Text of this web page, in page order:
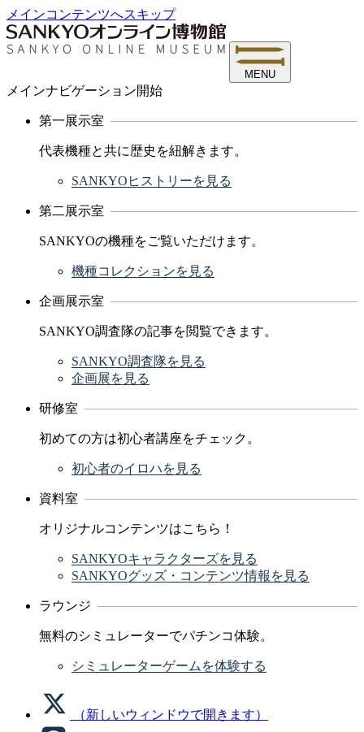
メインコンテンツへスキップ
MENU
メインナビゲーション開始
第一展示室
代表機種と共に歴史を紐解きます。
SANKYOヒストリーを見る
第二展示室
SANKYOの機種をご覧いただけます。
機種コレクションを見る
企画展示室
SANKYO調査隊の記事を閲覧できます。
SANKYO調査隊を見る
企画展を見る
研修室
初めての方は初心者講座をチェック。
初心者のイロハを見る
資料室
オリジナルコンテンツはこちら！
SANKYOキャラクターズを見る
SANKYOグッズ・コンテンツ情報を見る
ラウンジ
無料のシミュレーターでパチンコ体験。
シミュレーターゲームを体験する
（新しいウィンドウで開きます）